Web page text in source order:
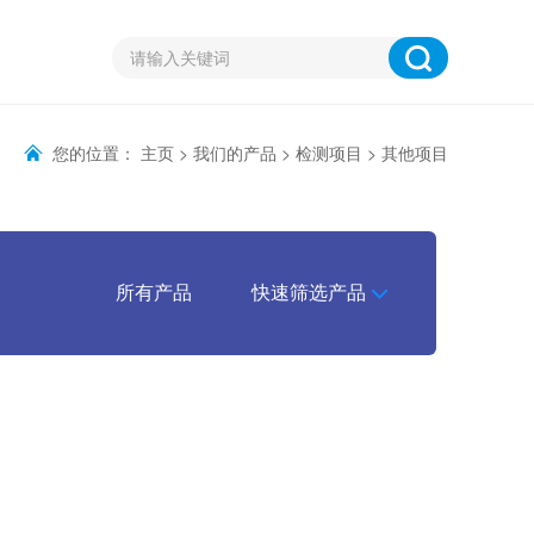
您的位置： 主页 > 我们的产品 > 检测项目 > 其他项目
所有产品 快速筛选产品